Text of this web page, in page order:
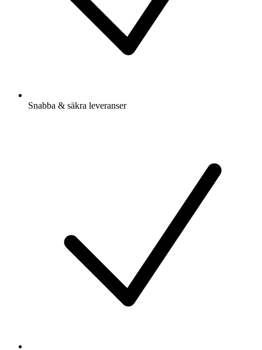
Snabba & säkra leveranser